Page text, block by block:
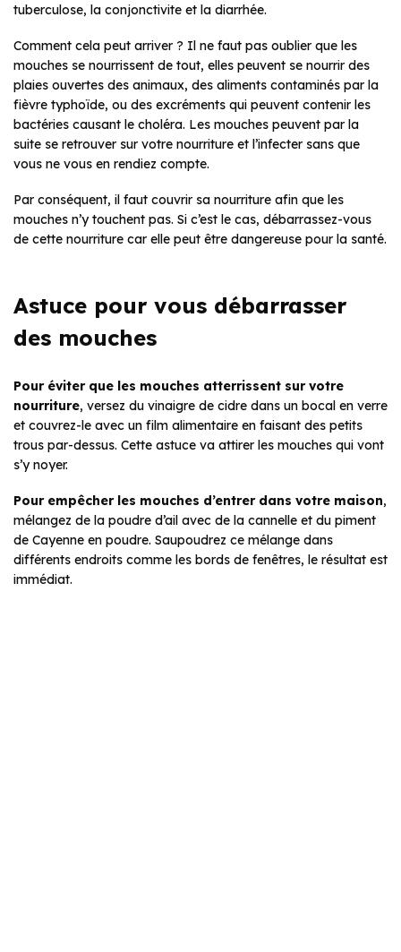
tuberculose, la conjonctivite et la diarrhée.
Comment cela peut arriver ? Il ne faut pas oublier que les
mouches se nourrissent de tout, elles peuvent se nourrir des
plaies ouvertes des animaux, des aliments contaminés par la
fièvre typhoïde, ou des excréments qui peuvent contenir les
bactéries causant le choléra. Les mouches peuvent par la
suite se retrouver sur votre nourriture et l’infecter sans que
vous ne vous en rendiez compte.
Par conséquent, il faut couvrir sa nourriture afin que les
mouches n’y touchent pas. Si c’est le cas, débarrassez-vous
de cette nourriture car elle peut être dangereuse pour la santé.
Astuce pour vous débarrasser
des mouches
Pour éviter que les mouches atterrissent sur votre
nourriture, versez du vinaigre de cidre dans un bocal en verre
et couvrez-le avec un film alimentaire en faisant des petits
trous par-dessus. Cette astuce va attirer les mouches qui vont
s’y noyer.
Pour empêcher les mouches d’entrer dans votre maison,
mélangez de la poudre d’ail avec de la cannelle et du piment
de Cayenne en poudre. Saupoudrez ce mélange dans
différents endroits comme les bords de fenêtres, le résultat est
immédiat.